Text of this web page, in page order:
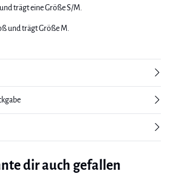
trägt eine Größe S/M.
und trägt Größe M.
dir auch gefallen